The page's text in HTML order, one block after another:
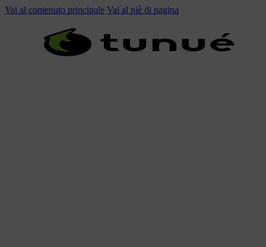
Vai al contenuto principale Vai al piè di pagina